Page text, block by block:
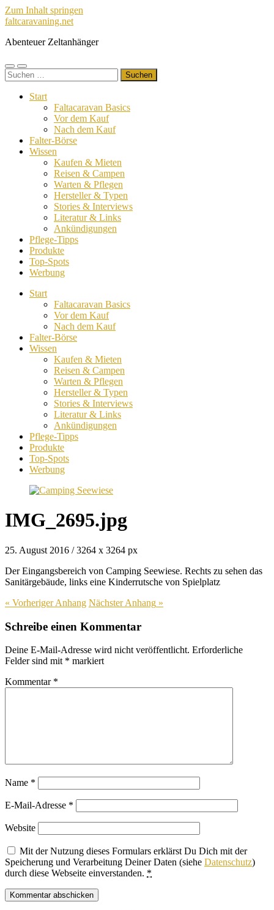
Zum Inhalt springen
faltcaravaning.net
Abenteuer Zeltanhänger
Mobile-
Menü
Suchfeld
ein-/ausblenden
Suchen
nach:
Start
Faltacaravan Basics
Vor dem Kauf
Nach dem Kauf
Falter-Börse
Wissen
Kaufen & Mieten
Reisen & Campen
Warten & Pflegen
Hersteller & Typen
Stories & Interviews
Literatur & Links
Ankündigungen
Pflege-Tipps
Produkte
Top-Spots
Werbung
Start
Faltacaravan Basics
Vor dem Kauf
Nach dem Kauf
Falter-Börse
Wissen
Kaufen & Mieten
Reisen & Campen
Warten & Pflegen
Hersteller & Typen
Stories & Interviews
Literatur & Links
Ankündigungen
Pflege-Tipps
Produkte
Top-Spots
Werbung
IMG_2695.jpg
25. August 2016 /3264 x 3264 px
Der Eingangsbereich von Camping Seewiese. Rechts zu sehen das
Sanitärgebäude, links eine Kinderrutsche von Spielplatz
« VorherigerAnhang NächsterAnhang »
Schreibe einen Kommentar
Deine E-Mail-Adresse wird nicht veröffentlicht. Erforderliche
Felder sind mit * markiert
Kommentar *
Name *
E-Mail-Adresse *
Website
Mit der Nutzung dieses Formulars erklärst Du Dich mit der
Speicherung und Verarbeitung Deiner Daten (siehe Datenschutz)
durch diese Webseite einverstanden. *